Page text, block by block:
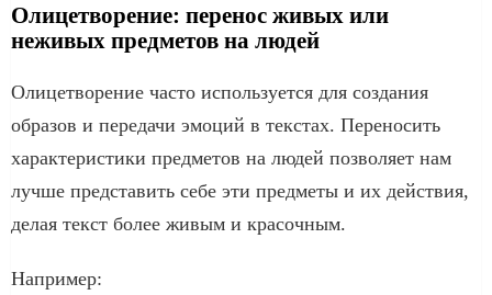
Олицетворение: перенос живых или
неживых предметов на людей
Олицетворение часто используется для создания
образов и передачи эмоций в текстах. Переносить
характеристики предметов на людей позволяет нам
лучше представить себе эти предметы и их действия,
делая текст более живым и красочным.
Например: